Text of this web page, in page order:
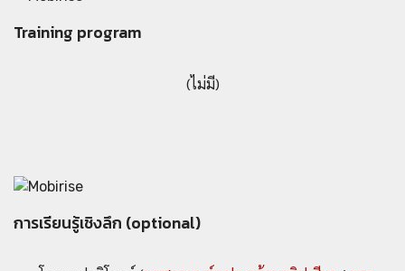
Training program
(ไม่มี)
การเรียนรู้เชิงลึก (optional)